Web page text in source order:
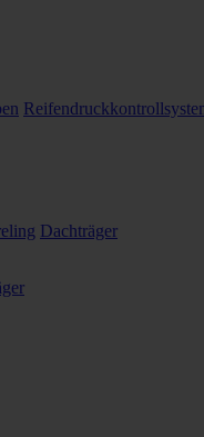
Dachträger